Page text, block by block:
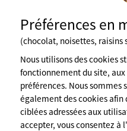
Fédération des espaces naturistes
Mentions légales
CGU du site
Cookies
Charte de confidentialité
Espace presse
A propos de nous
contact@naturisme.fr
Préférences en
(chocolat, noisettes, raisins
Nous utilisons des cookies
fonctionnement du site,
préférences. Nous sommes
également des cookies
ciblées adressées aux
accepter, vous consentez